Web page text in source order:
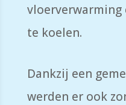
vloerverwarming
te koelen.
Dankzij een
werden er ook